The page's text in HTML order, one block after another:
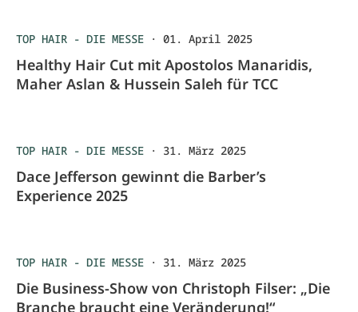
TOP HAIR - DIE MESSE · 01. April 2025
Healthy Hair Cut mit Apostolos Manaridis,
Maher Aslan & Hussein Saleh für TCC
TOP HAIR - DIE MESSE · 31. März 2025
Dace Jefferson gewinnt die Barber’s
Experience 2025
TOP HAIR - DIE MESSE · 31. März 2025
Die Business-Show von Christoph Filser: „Die
Branche braucht eine Veränderung!“